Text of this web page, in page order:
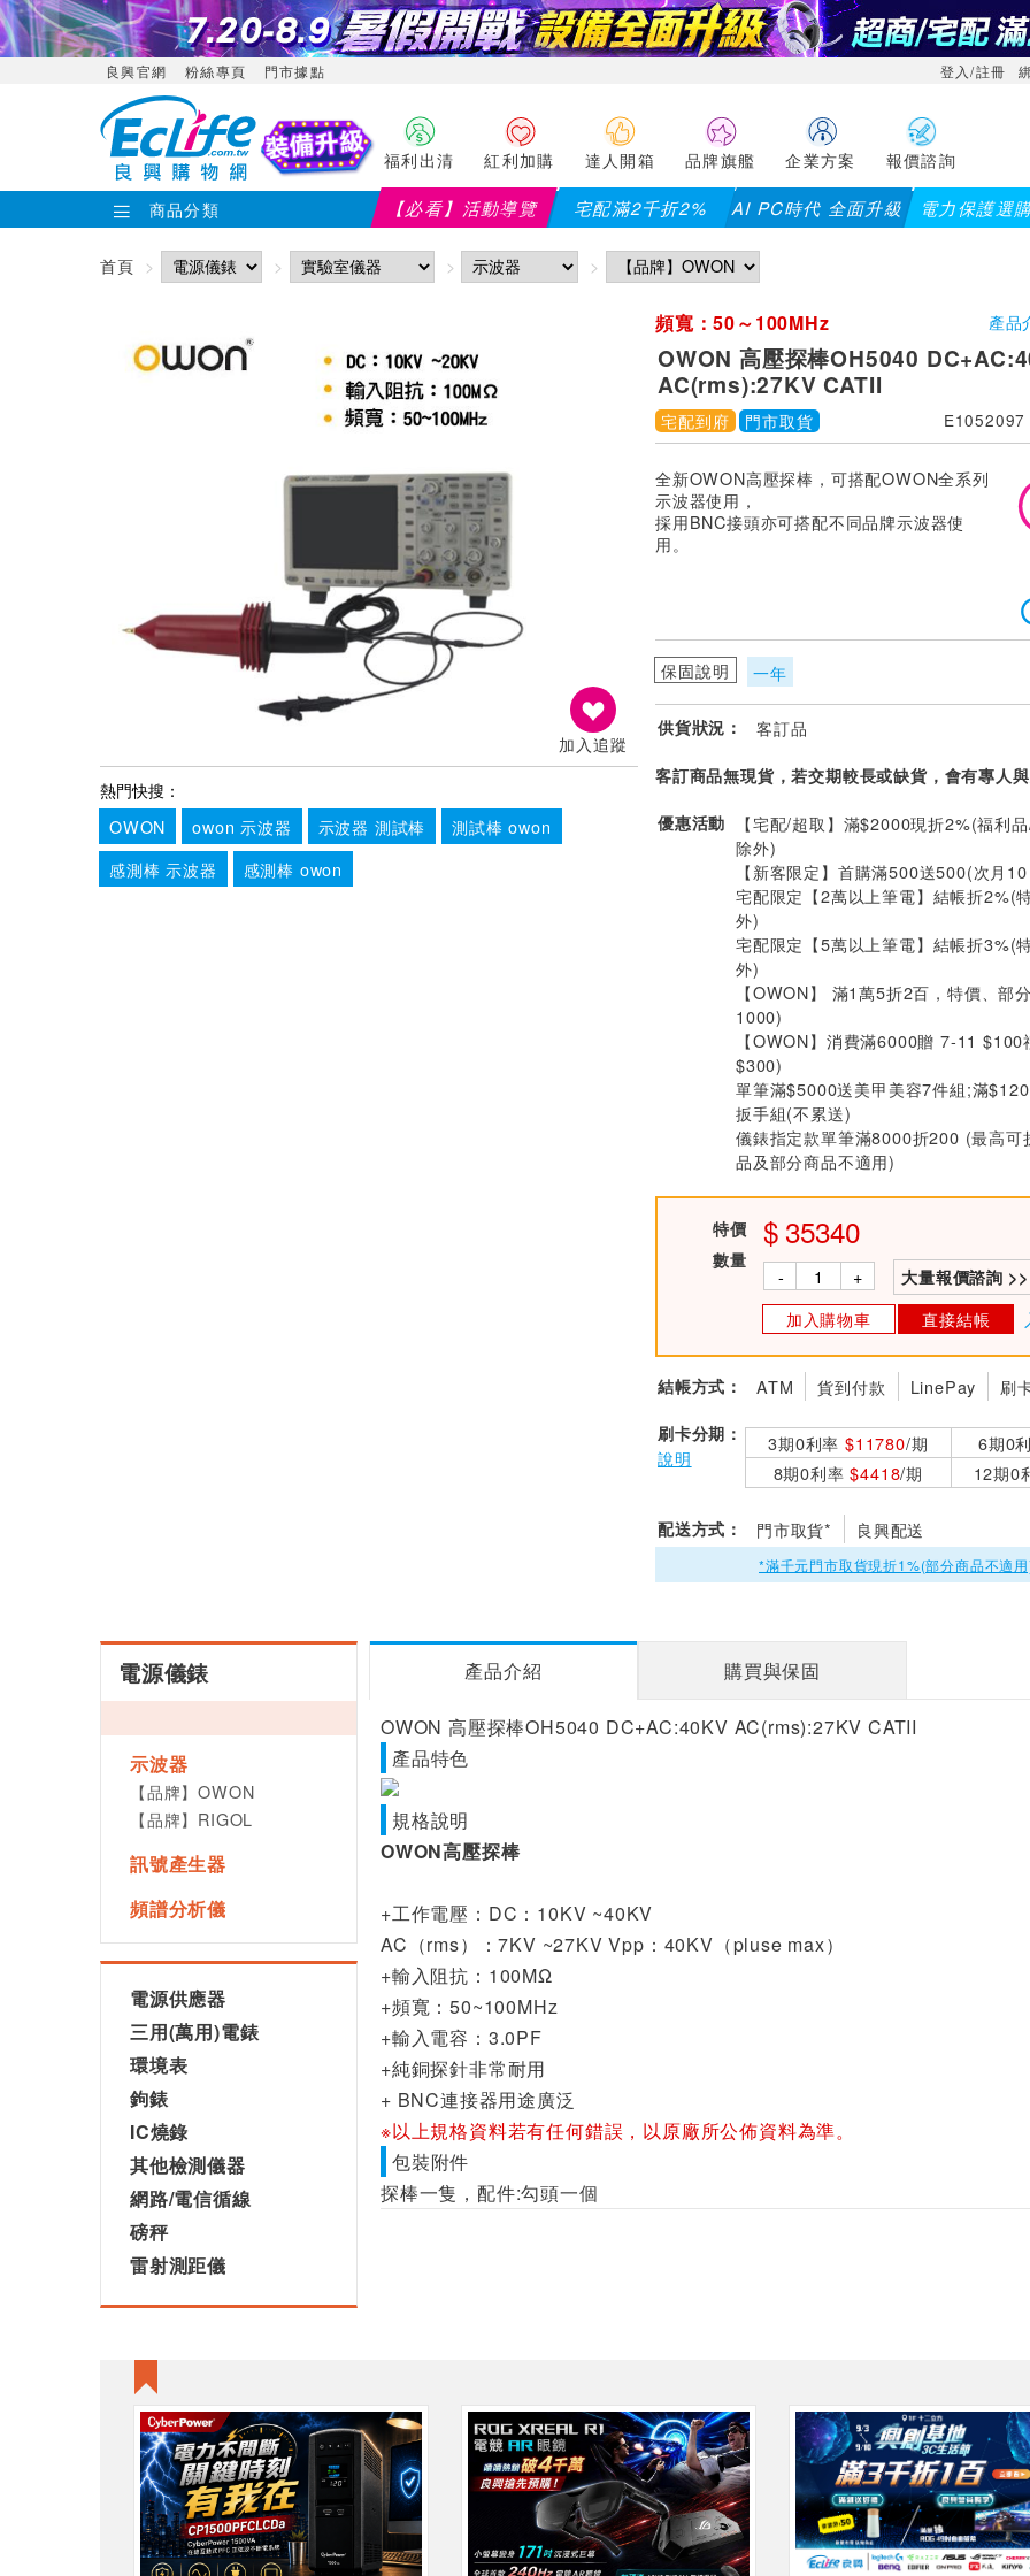
良興官網 粉絲專頁 門市據點 登入/註冊
福利出清 紅利加購 達人開箱 品牌旗艦 企業方案 報價諮詢
商品分類 【必看】活動導覽 宅配滿2千折2% AI PC時代 全面升級 電力保護選
【PX大通】全館滿千折百(部分品項不適用，滿2千折200...) 儀錶指定款單筆滿8000折200 (最高可
首頁
加入追蹤
熱門快搜：
OWON
owon 示波器 示波器 測試棒
測試棒 owon
感測棒 示波器
感測棒 owon
頻寬：50～100MHz 產品
OWON 高壓探棒OH5040
AC(rms):27KV CATII
宅配到府 門市取貨 E1052097
全新OWON高壓探棒，可搭配OWON全系列
示波器使用，
採用BNC接頭亦可搭配不同品牌示波器使
用。
保固說明 一年
供貨狀況： 客訂品
客訂商品無現貨，若交期較長或缺貨，會有專人
優惠活動
【宅配/超取】滿$2000現折2%(福利
除外)
【新客限定】首購滿500送500(次月
宅配限定【2萬以上筆電】結帳折2%(
外)
宅配限定【5萬以上筆電】結帳折3%(
外)
【OWON】 滿1萬5折2百，特價、部
1000)
【OWON】消費滿6000贈 7-11 $100
$300)
單筆滿$5000送美甲美容7件組;滿
扳手組(不累送)
儀錶指定款單筆滿8000折200 (最高可
品及部分商品不適用)
特價 35340
數量
- + 大量報價諮詢 >>
加入購物車 直接結帳
結帳方式： ATM 貨到付款 LinePay 刷
刷卡分期：
說明
3期0利率 $11780/期 6期0
8期0利率$4418/期 12期0
配送方式： 門市取貨* 良興配送
*滿千元門市取貨現折1%(部分商品不適
電源儀錶
示波器
【品牌】OWON
【品牌】RIGOL
訊號產生器
頻譜分析儀
電源供應器
三用(萬用)電錶
環境表
鉤錶
IC燒錄
其他檢測儀器
網路/電信循線
磅秤
雷射測距儀
產品介紹 購買與保固
OWON 高壓探棒OH5040 DC+AC:40KV AC(rms):27KV CATII
產品特色
規格說明
OWON高壓探棒
+工作電壓：DC：10KV ~40KV
AC（rms）：7KV ~27KV Vpp：40KV（pluse max）
+輸入阻抗：100MΩ
+頻寬：50~100MHz
+輸入電容：3.0PF
+純銅探針非常耐用
+ BNC連接器用途廣泛
※以上規格資料若有任何錯誤，以原廠所公佈資料為準。
包裝附件
探棒一隻，配件:勾頭一個